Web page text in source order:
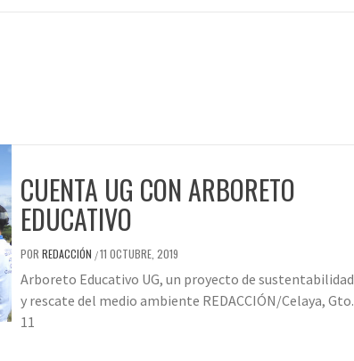
CUENTA UG CON ARBORETO
EDUCATIVO
POR REDACCIÓN /11 OCTUBRE, 2019
Arboreto Educativo UG, un proyecto de sustentabilidad
y rescate del medio ambiente REDACCIÓN/Celaya, Gto.
11